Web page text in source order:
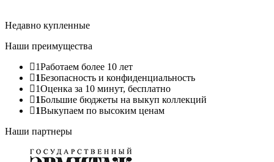
Недавно купленные
Наши преимущества
1Работаем более 10 лет
1Безопасность и конфиденциальность
1Оценка за 10 минут, бесплатно
1Большие бюджеты на выкуп коллекций
1Выкупаем по высоким ценам
Наши партнеры